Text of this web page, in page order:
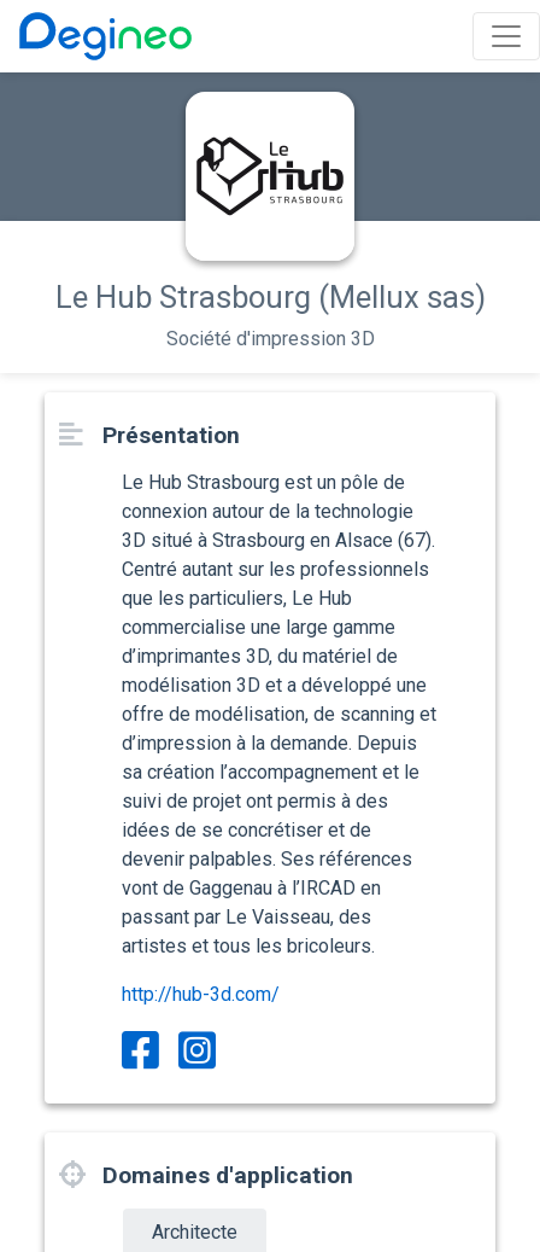
Le Hub Strasbourg (Mellux sas)
Société d'impression 3D
Présentation
Le Hub Strasbourg est un pôle de
connexion autour de la technologie
3D situé à Strasbourg en Alsace (67).
Centré autant sur les professionnels
que les particuliers, Le Hub
commercialise une large gamme
d’imprimantes 3D, du matériel de
modélisation 3D et a développé une
offre de modélisation, de scanning et
d’impression à la demande. Depuis
sa création l’accompagnement et le
suivi de projet ont permis à des
idées de se concrétiser et de
devenir palpables. Ses références
vont de Gaggenau à l’IRCAD en
passant par Le Vaisseau, des
artistes et tous les bricoleurs.
http://hub-3d.com/
Domaines d'application
Architecte